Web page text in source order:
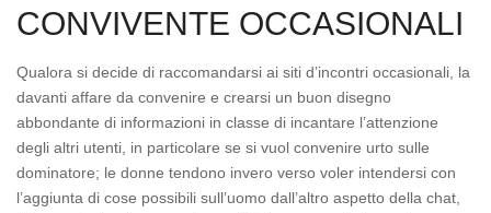
CONVIVENTE OCCASIONALI
Qualora si decide di raccomandarsi ai siti d’incontri occasionali, la
davanti affare da convenire e crearsi un buon disegno
abbondante di informazioni in classe di incantare l’attenzione
degli altri utenti, in particolare se si vuol convenire urto sulle
dominatore; le donne tendono invero verso voler intendersi con
l’aggiunta di cose possibili sull’uomo dall’altro aspetto della chat,